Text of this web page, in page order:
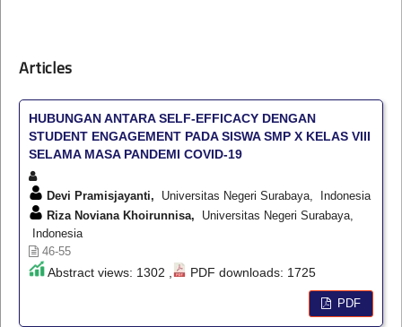
Articles
HUBUNGAN ANTARA SELF-EFFICACY DENGAN
STUDENT ENGAGEMENT PADA SISWA SMP X KELAS VIII
SELAMA MASA PANDEMI COVID-19
Devi Pramisjayanti, Universitas Negeri Surabaya, Indonesia
Riza Noviana Khoirunnisa, Universitas Negeri Surabaya,
Indonesia
46-55
Abstract views: 1302 , PDF downloads: 1725
PDF